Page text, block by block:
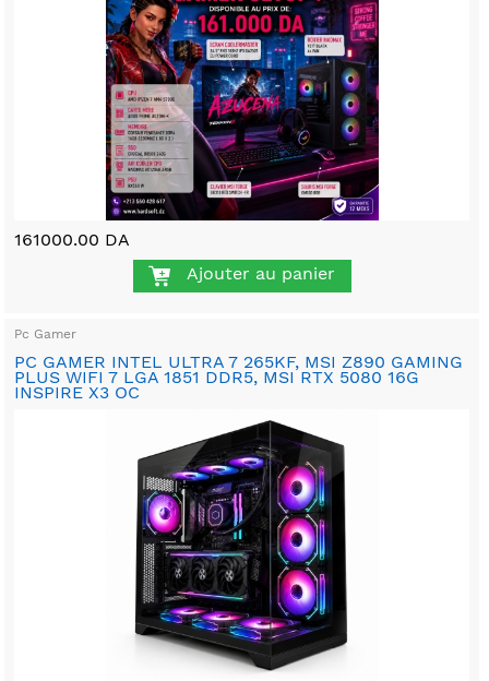
161000.00 DA
Ajouter au panier
Pc Gamer
PC GAMER INTEL ULTRA 7 265KF, MSI Z890 GAMING
PLUS WIFI 7 LGA 1851 DDR5, MSI RTX 5080 16G
INSPIRE X3 OC